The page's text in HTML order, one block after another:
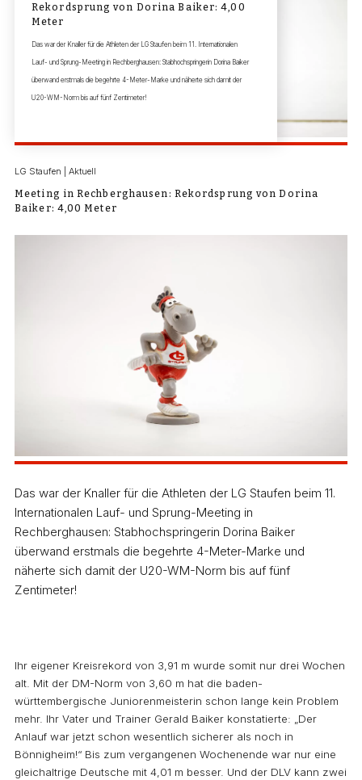
Rekordsprung von Dorina Baiker: 4,00
Meter
Das war der Knaller für die Athleten der LG Staufen beim 11. Internationalen
Lauf- und Sprung-Meeting in Rechberghausen: Stabhochspringerin Dorina Baiker
überwand erstmals die begehrte 4-Meter-Marke und näherte sich damit der
U20-WM-Norm bis auf fünf Zentimeter!
LG Staufen | Aktuell
Meeting in Rechberghausen: Rekordsprung von Dorina
Baiker: 4,00 Meter
Das war der Knaller für die Athleten der LG Staufen beim 11.
Internationalen Lauf- und Sprung-Meeting in
Rechberghausen: Stabhochspringerin Dorina Baiker
überwand erstmals die begehrte 4-Meter-Marke und
näherte sich damit der U20-WM-Norm bis auf fünf
Zentimeter!
Ihr eigener Kreisrekord von 3,91 m wurde somit nur drei Wochen
alt. Mit der DM-Norm von 3,60 m hat die baden-
württembergische Juniorenmeisterin schon lange kein Problem
mehr. Ihr Vater und Trainer Gerald Baiker konstatierte: „Der
Anlauf war jetzt schon wesentlich sicherer als noch in
Bönnigheim!“ Bis zum vergangenen Wochenende war nur eine
gleichaltrige Deutsche mit 4,01 m besser. Und der DLV kann zwei